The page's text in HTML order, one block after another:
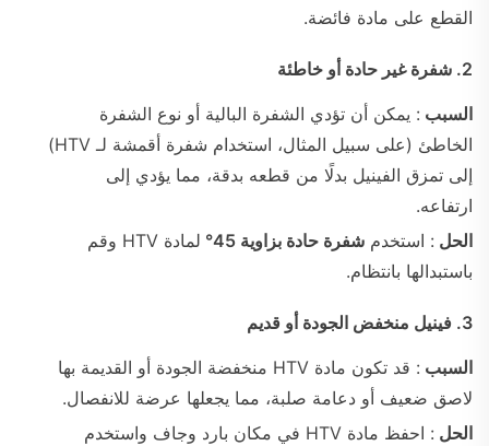
القطع على مادة فائضة.
2. شفرة غير حادة أو خاطئة
السبب : يمكن أن تؤدي الشفرة البالية أو نوع الشفرة
الخاطئ (على سبيل المثال، استخدام شفرة أقمشة لـ HTV)
إلى تمزق الفينيل بدلًا من قطعه بدقة، مما يؤدي إلى
ارتفاعه.
الحل : استخدم شفرة حادة بزاوية 45°
لمادة HTV وقم
باستبدالها بانتظام.
3. فينيل منخفض الجودة أو قديم
السبب
: قد تكون مادة HTV منخفضة الجودة أو القديمة بها
لاصق ضعيف أو دعامة صلبة، مما يجعلها عرضة للانفصال.
الحل
: احفظ مادة HTV في مكان بارد وجاف واستخدم